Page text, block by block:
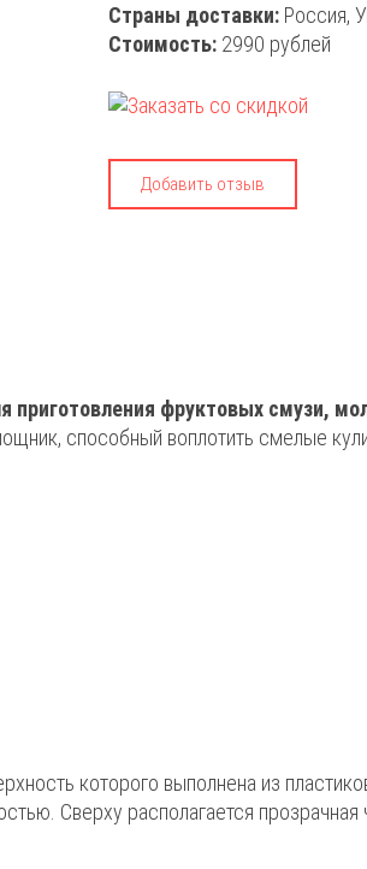
Страны доставки:Россия,
Стоимость:2990 рублей
Добавить отзыв
приготовления фруктовых смузи,
способный воплотить смелые
которого выполнена из
Сверху располагается